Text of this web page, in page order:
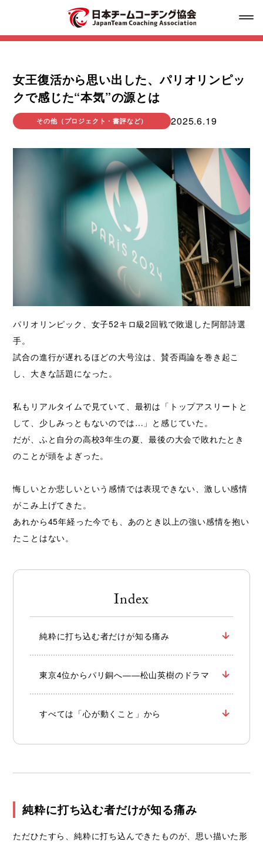
チームコーチングとは
会社概要
取扱業務
チームコーチ紹介
コラム記事
チームコーチング事例
メディア紹介
女王復活から思い出した、パリオリンピッ
クで感じた“本気”の源とは
その他（プロジェクト・書評など） 2025.6.19
パリオリンピック、女子52キロ級2回戦で敗退した阿部詩選
手。
試合の進行が遅れるほどの大号泣は、賛否両論を巻き起こ
し、大きな話題になった。
私もリアルタイムで見ていて、最初は「トップアスリートと
して、少しみっともないのでは…」と感じていた。
だが、ふと自分の高校3年生の夏、最後の大会で敗れたとき
のことが頭をよぎった。
悔しいとか悲しいという感情では表現できない、激しい感情
がこみ上げてきた。
あれから45年経った今でも、あのとき以上の強い感情を抱い
たことはない。
Index
純粋に打ち込む者だけが知る痛み
東京4位からパリ銅へ――松山英樹のドラマ
すべては「心が動くこと」から
純粋に打ち込む者だけが知る痛み
ただひたすら、純粋に打ち込んできたものが、思い描いた形